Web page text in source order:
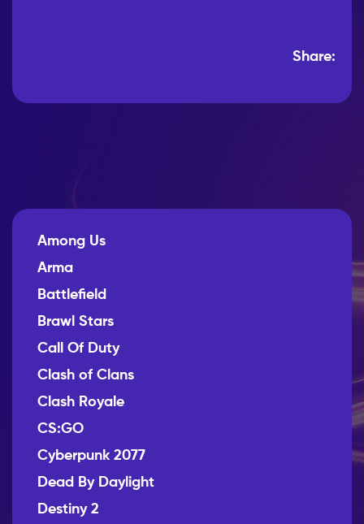
Share:
Among Us
Arma
Battlefield
Brawl Stars
Call Of Duty
Clash of Clans
Clash Royale
CS:GO
Cyberpunk 2077
Dead By Daylight
Destiny 2